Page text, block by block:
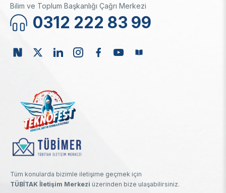
Bilim ve Toplum Başkanlığı Çağrı Merkezi
0312 222 83 99
Tüm konularda bizimle iletişime geçmek için
TÜBİTAK İletişim Merkezi üzerinden bize ulaşabilirsiniz.